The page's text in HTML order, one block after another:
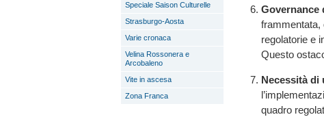
Speciale Saison Culturelle
Strasburgo-Aosta
Varie cronaca
Velina Rossonera e
Arcobaleno
Vite in ascesa
Zona Franca
Governance
frammentata,
regolatorie e
Questo
Necessità di
quadro